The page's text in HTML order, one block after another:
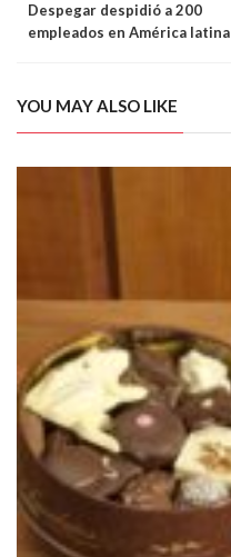
Despegar despidió a 200
empleados en América latina
YOU MAY ALSO LIKE